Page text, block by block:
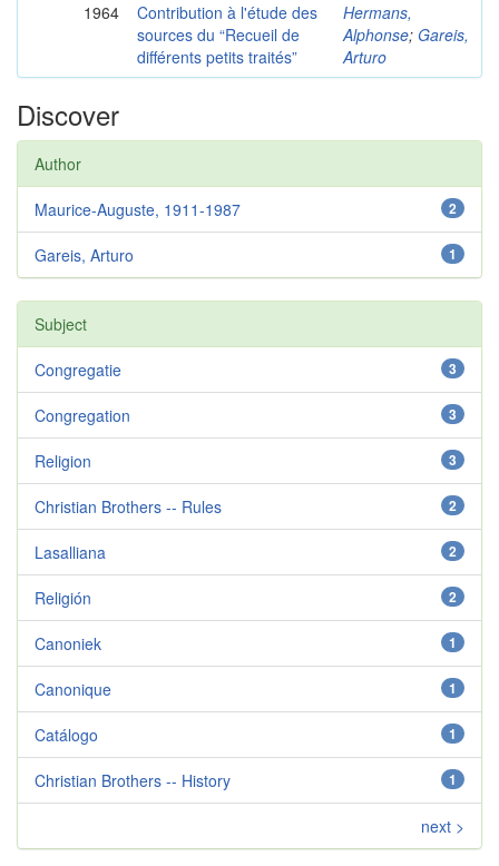
1964
Contribution à l'étude des
sources du “Recueil de
différents petits traités”
Hermans,
Alphonse; Gareis,
Arturo
Discover
Author
2
Maurice-Auguste, 1911-1987
1
Gareis, Arturo
Subject
3
Congregatie
3
Congregation
3
Religion
2
Christian Brothers -- Rules
2
Lasalliana
2
Religión
1
Canoniek
1
Canonique
1
Catálogo
1
Christian Brothers -- History
next >